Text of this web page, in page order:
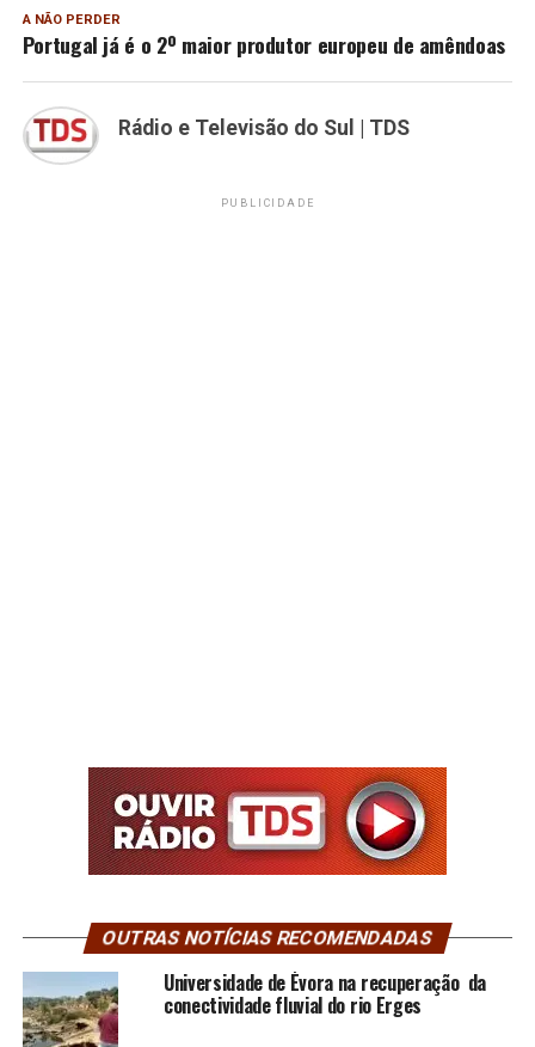
A NÃO PERDER
Portugal já é o 2º maior produtor europeu de amêndoas
Rádio e Televisão do Sul | TDS
PUBLICIDADE
OUTRAS NOTÍCIAS RECOMENDADAS
Universidade de Évora na recuperação da
conectividade fluvial do rio Erges